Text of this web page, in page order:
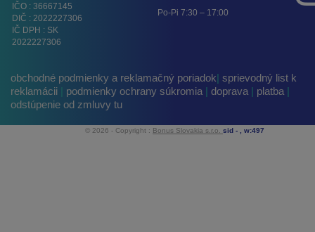
IČO : 36667145
DIČ : 2022227306
IČ DPH : SK
2022227306
Po-Pi 7:30 – 17:00
obchodné podmienky a reklamačný poriadok| sprievodný list k
reklamácii
podmienky ochrany súkromia | doprava | platba |
odstúpenie od zmluvy tu
© 2026 - Copyright : Bonus Slovakia s.r.o. sid - , w:497